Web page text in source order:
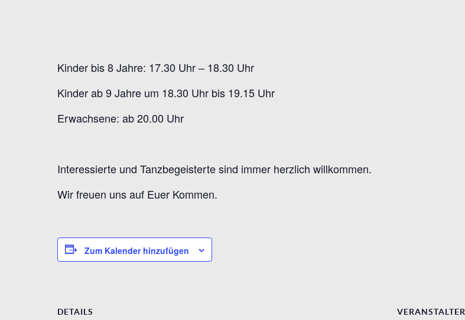
Kinder bis 8 Jahre: 17.30 Uhr – 18.30 Uhr
Kinder ab 9 Jahre um 18.30 Uhr bis 19.15 Uhr
Erwachsene: ab 20.00 Uhr
Interessierte und Tanzbegeisterte sind immer herzlich willkommen.
Wir freuen uns auf Euer Kommen.
Zum Kalender hinzufügen
DETAILS VERANSTALTER